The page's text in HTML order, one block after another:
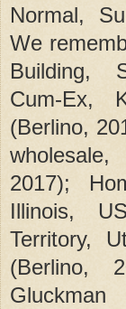
Normal,
We
Building,
Cum-Ex,
(Berlino,
2017);
Illinois,
Territory,
(Berlino,